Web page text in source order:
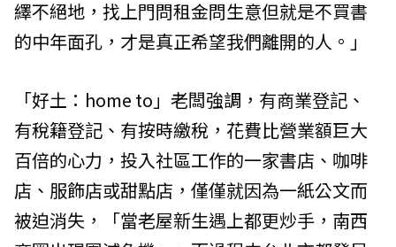
繹不絕地，找上門問租金問生意但就是不買書
的中年面孔，才是真正希望我們離開的人。」
「好土：home to」老闆強調，有商業登記、
有稅籍登記、有按時繳稅，花費比營業額巨大
百倍的心力，投入社區工作的一家書店、咖啡
店、服飾店或甜點店，僅僅就因為一紙公文而
被迫消失，「當老屋新生遇上都更炒手，南西